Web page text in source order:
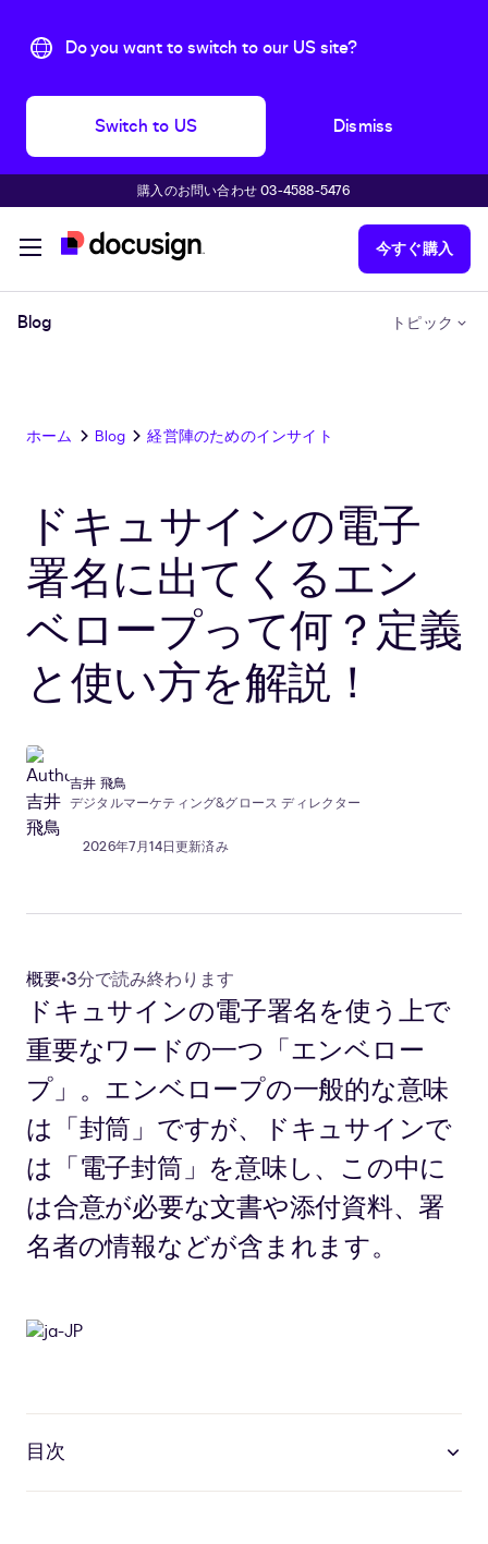
Do you want to switch to our US site?
Switch to US Dismiss
購入のお問い合わせ 03-4588-5476
今すぐ購入
Blog トピック
ホーム Blog 経営陣のためのインサイト
ドキュサインの電子
署名に出てくるエン
ベロープって何？定義
と使い方を解説！
吉井 飛鳥
デジタルマーケティング&グロース ディレクター
2026年7月14日更新済み
概要•3分で読み終わります
ドキュサインの電子署名を使う上で
重要なワードの一つ「エンベロー
プ」。エンベロープの一般的な意味
は「封筒」ですが、ドキュサインで
は「電子封筒」を意味し、この中に
は合意が必要な文書や添付資料、署
名者の情報などが含まれます。
目次